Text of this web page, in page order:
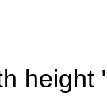
height